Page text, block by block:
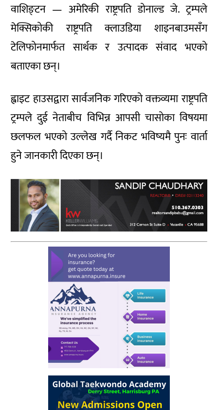
वाशिङ्टन — अमेरिकी राष्ट्रपति डोनाल्ड जे. ट्रम्पले
मेक्सिकोकी राष्ट्रपति क्लाउडिया शाइनबाउमसँग
टेलिफोनमार्फत सार्थक र उत्पादक संवाद भएको
बताएका छन्।
ह्वाइट हाउसद्वारा सार्वजनिक गरिएको वक्तव्यमा राष्ट्रपति
ट्रम्पले दुई नेताबीच विभिन्न आपसी चासोका विषयमा
छलफल भएको उल्लेख गर्दै निकट भविष्यमै पुनः वार्ता
हुने जानकारी दिएका छन्।